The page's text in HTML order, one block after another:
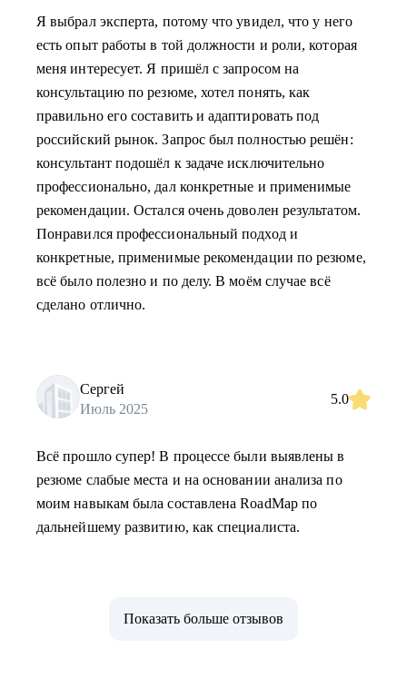
Я выбрал эксперта, потому что увидел, что у него
есть опыт работы в той должности и роли, которая
меня интересует. Я пришёл с запросом на
консультацию по резюме, хотел понять, как
правильно его составить и адаптировать под
российский рынок. Запрос был полностью решён:
консультант подошёл к задаче исключительно
профессионально, дал конкретные и применимые
рекомендации. Остался очень доволен результатом.
Понравился профессиональный подход и
конкретные, применимые рекомендации по резюме,
всё было полезно и по делу. В моём случае всё
сделано отлично.
Сергей
Июль 2025
5.0
Всё прошло супер! В процессе были выявлены в
резюме слабые места и на основании анализа по
моим навыкам была составлена RoadMap по
дальнейшему развитию, как специалиста.
Показать больше отзывов